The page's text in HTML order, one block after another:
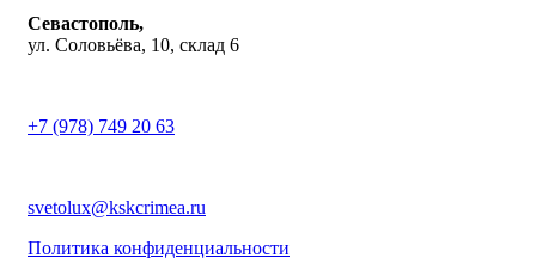
Севастополь,
ул. Соловьёва, 10, склад 6
+7 (978) 749 20 63
svetolux@kskcrimea.ru
Политика конфиденциальности